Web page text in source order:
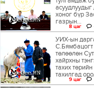
хоног бүр
газрын...
8 цаг
УИХ-ын
С.Бямбацогт
төлөөлөн
хайрхны
тахих төрийн
тахилгад
9 цаг